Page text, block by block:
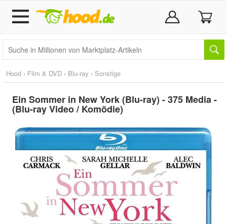
Hood › Film & DVD › Blu-ray › Sonstige
Ein Sommer in New York (Blu-ray) - 375 Media -
(Blu-ray Video / Komödie)